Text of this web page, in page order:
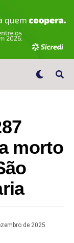
morto
de 2025